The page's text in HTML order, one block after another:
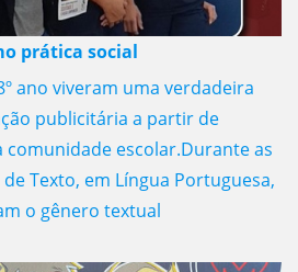
prática social
ano viveram uma verdadeira
publicitária a partir de
comunidade escolar.Durante as
Texto, em Língua Portuguesa,
o gênero textual